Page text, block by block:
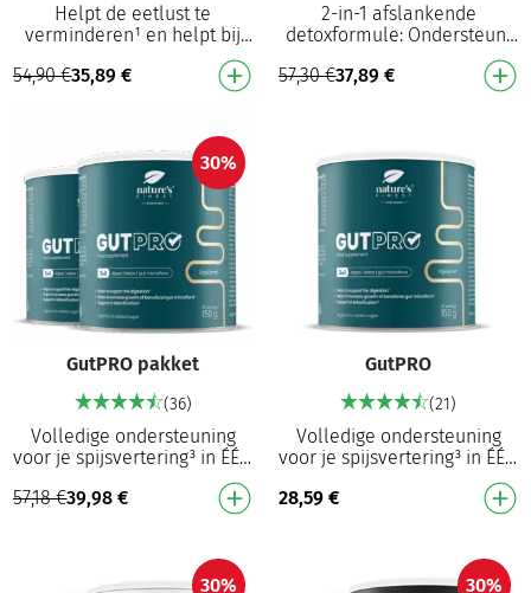
Helpt de eetlust te
verminderen¹ en helpt bij
het beheersen van het
lichaamsgewicht¹ 8-in-1
formule die helpt de eetlus…
54,90€35,89€
2-in-1 afslankende
detoxformule: Ondersteunt
leverontgifting en vermindert
hardnekkig buikvet BEWEZEN
57,30€37,89€
30%
GutPRO pakket
(36)
Volledige ondersteuning
voor je spijsvertering³ in ÉÉN
complete formule NIEUW: 3-
in-1 synergetische formule:
57,18€39,98€
GutPRO
(21)
Volledige ondersteuning
voor je spijsvertering³ in ÉÉN
complete formule NIEUW: 3-
in-1 synergetische formule:
28,59€
30% 30%